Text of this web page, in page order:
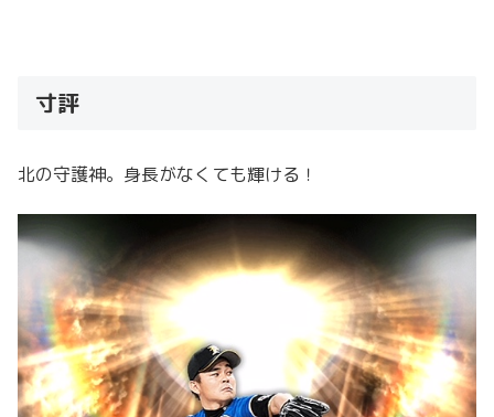
寸評
北の守護神。身長がなくても輝ける！